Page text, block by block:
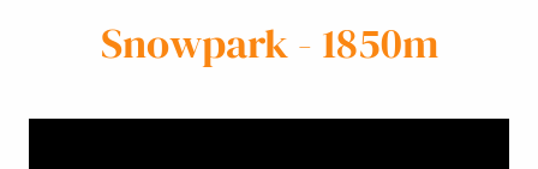
Snowpark - 1850m